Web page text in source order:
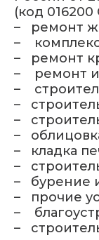
(код
–
ремонт
–
–
ремонт
–
ремонт
–
–
–
–
–
кладка
–
–
бурение
–
прочие
–
–